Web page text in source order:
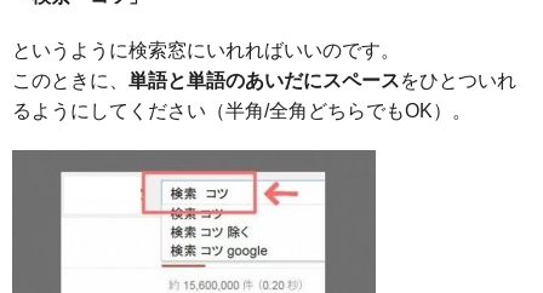
というように検索窓にいれればいいのです。
このときに、 単語と単語のあいだにスペースをひとついれ
るようにしてください（半角/全角どちらでもOK）。